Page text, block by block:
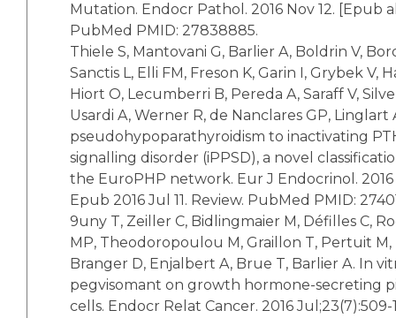
Mutation. Endocr Pathol. 2016 Nov 12. [Epub
PubMed PMID: 27838885.
Thiele S, Mantovani G, Barlier A, Boldrin V,
Sanctis L, Elli FM, Freson K, Garin I, Grybek V,
Hiort O, Lecumberri B, Pereda A, Saraff V,
Usardi A, Werner R, de Nanclares GP, Linglart
pseudohypoparathyroidism to inactivating
signalling disorder (iPPSD), a novel
the EuroPHP network. Eur J Endocrinol. 2016
Epub 2016 Jul 11. Review. PubMed PMID:
9uny T, Zeiller C, Bidlingmaier M, Défilles C,
MP, Theodoropoulou M, Graillon T, Pertuit M,
Branger D, Enjalbert A, Brue T, Barlier A. In
pegvisomant on growth hormone-secreting
cells. Endocr Relat Cancer. 2016 Jul;23(7):509-